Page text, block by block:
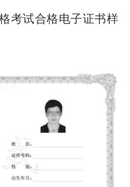
考试合格电子证书样